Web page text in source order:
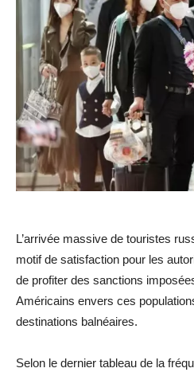
L’arrivée massive de touristes
motif de satisfaction pour les
de profiter des sanctions
Américains envers ces
destinations balnéaires.
Selon le dernier tableau de la